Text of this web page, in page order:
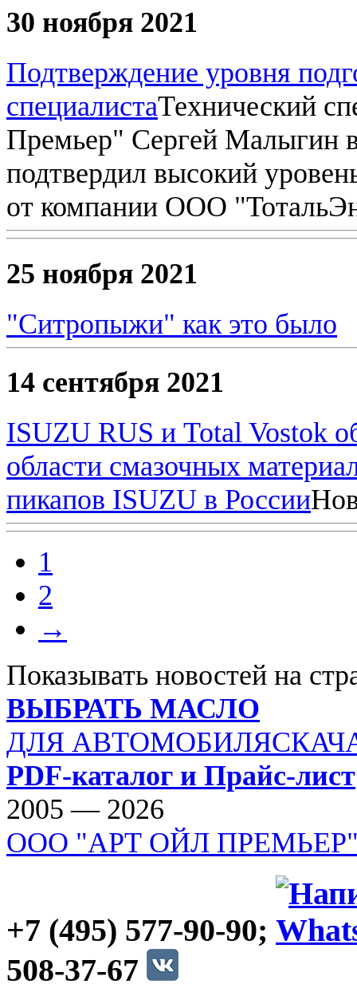
30 ноября 2021
Подтверждение уровня
специалистаТехнический
Премьер" Сергей Малыгин
подтвердил высокий
от компании ООО
25 ноября 2021
"Ситропыжи" как это было
14 сентября 2021
ISUZU RUS и Total Vostok
области смазочных
пикапов ISUZU в России
1
2
→
Показывать новостей на
ВЫБРАТЬ МАСЛО
ДЛЯ АВТОМОБИЛЯ
PDF-каталог и Прайс-лист
2005 — 2026
ООО "АРТ ОЙЛ
+7 (495) 577-90-90;
508-37-67